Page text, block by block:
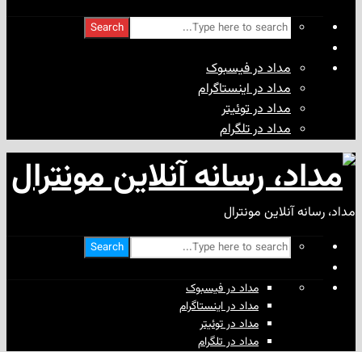
Search
مداد در فیسبوک
مداد در اینستاگرام
مداد در توئیتر
مداد در تلگرام
مونترال
Search
مداد در فیسبوک
مداد در اینستاگرام
مداد در توئیتر
مداد در تلگرام